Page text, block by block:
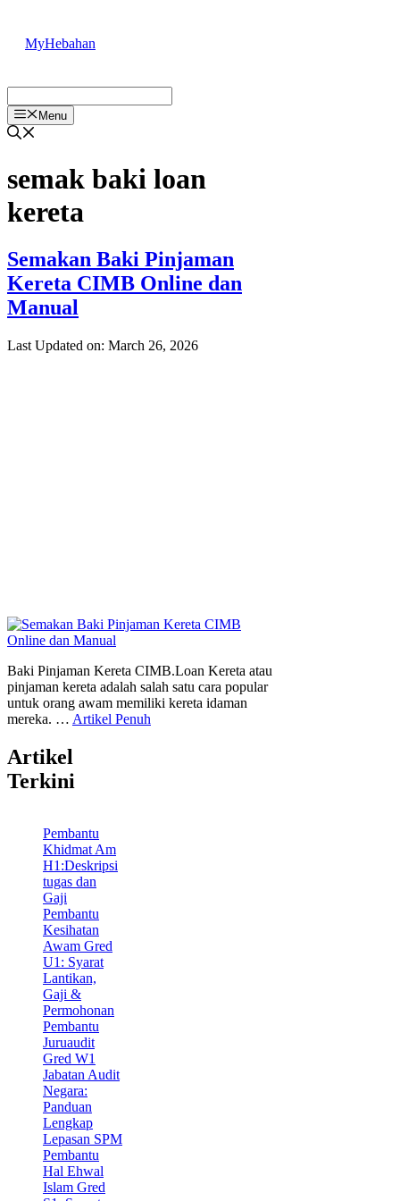
content
MyHebahan
Menu
semak baki loan
kereta
Semakan Baki Pinjaman
Kereta CIMB Online dan
Manual
Last Updated on: March 26, 2026
Baki Pinjaman Kereta CIMB.Loan Kereta atau
pinjaman kereta adalah salah satu cara popular
untuk orang awam memiliki kereta idaman
mereka. … Artikel Penuh
Artikel
Terkini
Pembantu
Khidmat Am
H1:Deskripsi
tugas dan
Gaji
Pembantu
Kesihatan
Awam Gred
U1: Syarat
Lantikan,
Gaji &
Permohonan
Pembantu
Juruaudit
Gred W1
Jabatan Audit
Negara:
Panduan
Lengkap
Lepasan SPM
Pembantu
Hal Ehwal
Islam Gred